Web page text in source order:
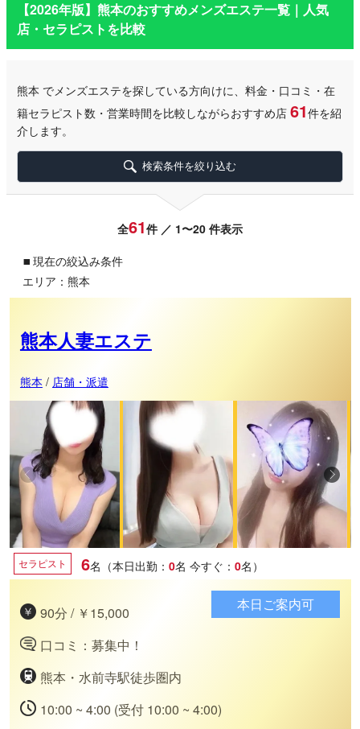
【2026年版】熊本のおすすめメンズエステ一覧｜人気
店・セラピストを比較
熊本 でメンズエステを探している方向けに、料金・口コミ・在
籍セラピスト数・営業時間を比較しながらおすすめ店61件を紹
介します。
検索条件を絞り込む
全61件 ／ 1〜20 件表示
▪ 現在の絞込み条件
エリア：熊本
熊本人妻エステ
熊本 / 店舗・派遣
セラピスト 6名（本日出勤： 0名 今すぐ： 0名）
90分 / ￥15,000
口コミ：募集中！
熊本・水前寺駅徒歩圏内
10:00 ~ 4:00 (受付 10:00 ~ 4:00)
本日ご案内可